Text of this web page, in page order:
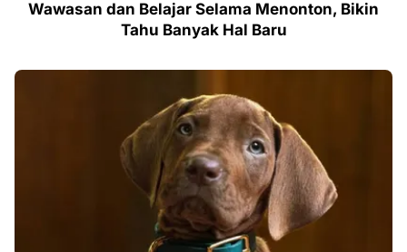
Wawasan dan Belajar Selama Menonton, Bikin
Tahu Banyak Hal Baru